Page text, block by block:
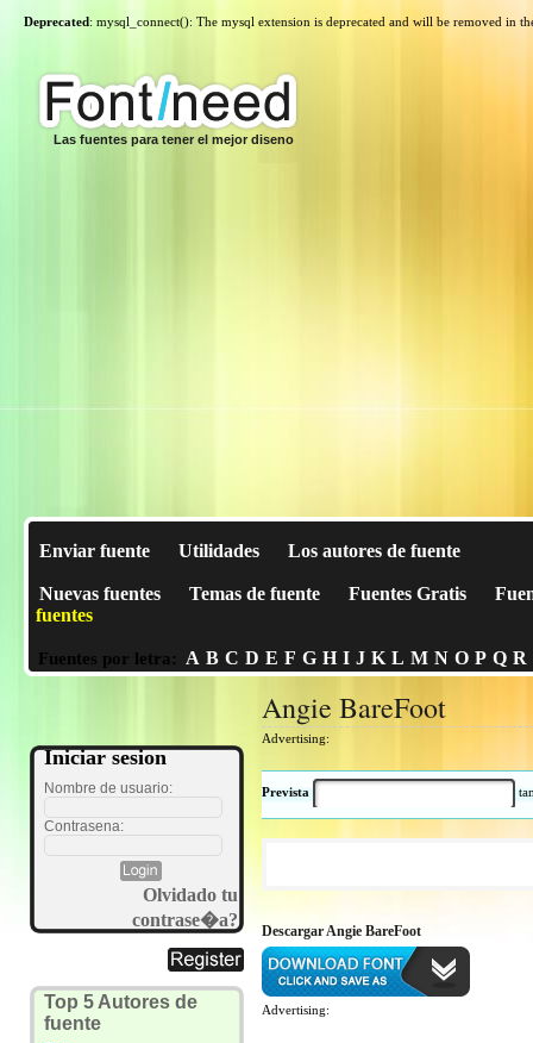
Deprecated: mysql_connect(): The mysql extension is deprecated and will be removed in
Las fuentes para tener el mejor diseno
Enviar fuente Utilidades Los autores de fuente
Nuevas fuentes Temas de fuente Fuentes Gratis
fuentes
Fuentes por letra: A B C D E F G H I J K L M N O P Q R
Iniciar sesion
Nombre de usuario:
Contrasena:
Olvidado tu
contrase�a?
Top 5 Autores de
fuente
Angie BareFoot
Advertising:
Prevista
Descargar Angie BareFoot
Advertising: